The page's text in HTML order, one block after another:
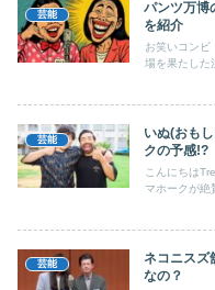
芸能
パンツ万博
を紹介
お笑いコンビ
場を果たした
芸能
いぬ(おも
クの予感!?
こんにちは
マホークが絶
芸能
ネコニスズ
なの？